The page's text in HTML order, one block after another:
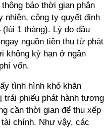
báo thời gian phân
nhiên, công ty quyết định
(lùi 1 tháng). Lý do đầu
nguồn tiền thu từ phát
không kỳ hạn ở ngân
vốn.
tình hình khó khăn
phiếu phát hành tương
cần thời gian để thu xếp
chính. Như vậy, các